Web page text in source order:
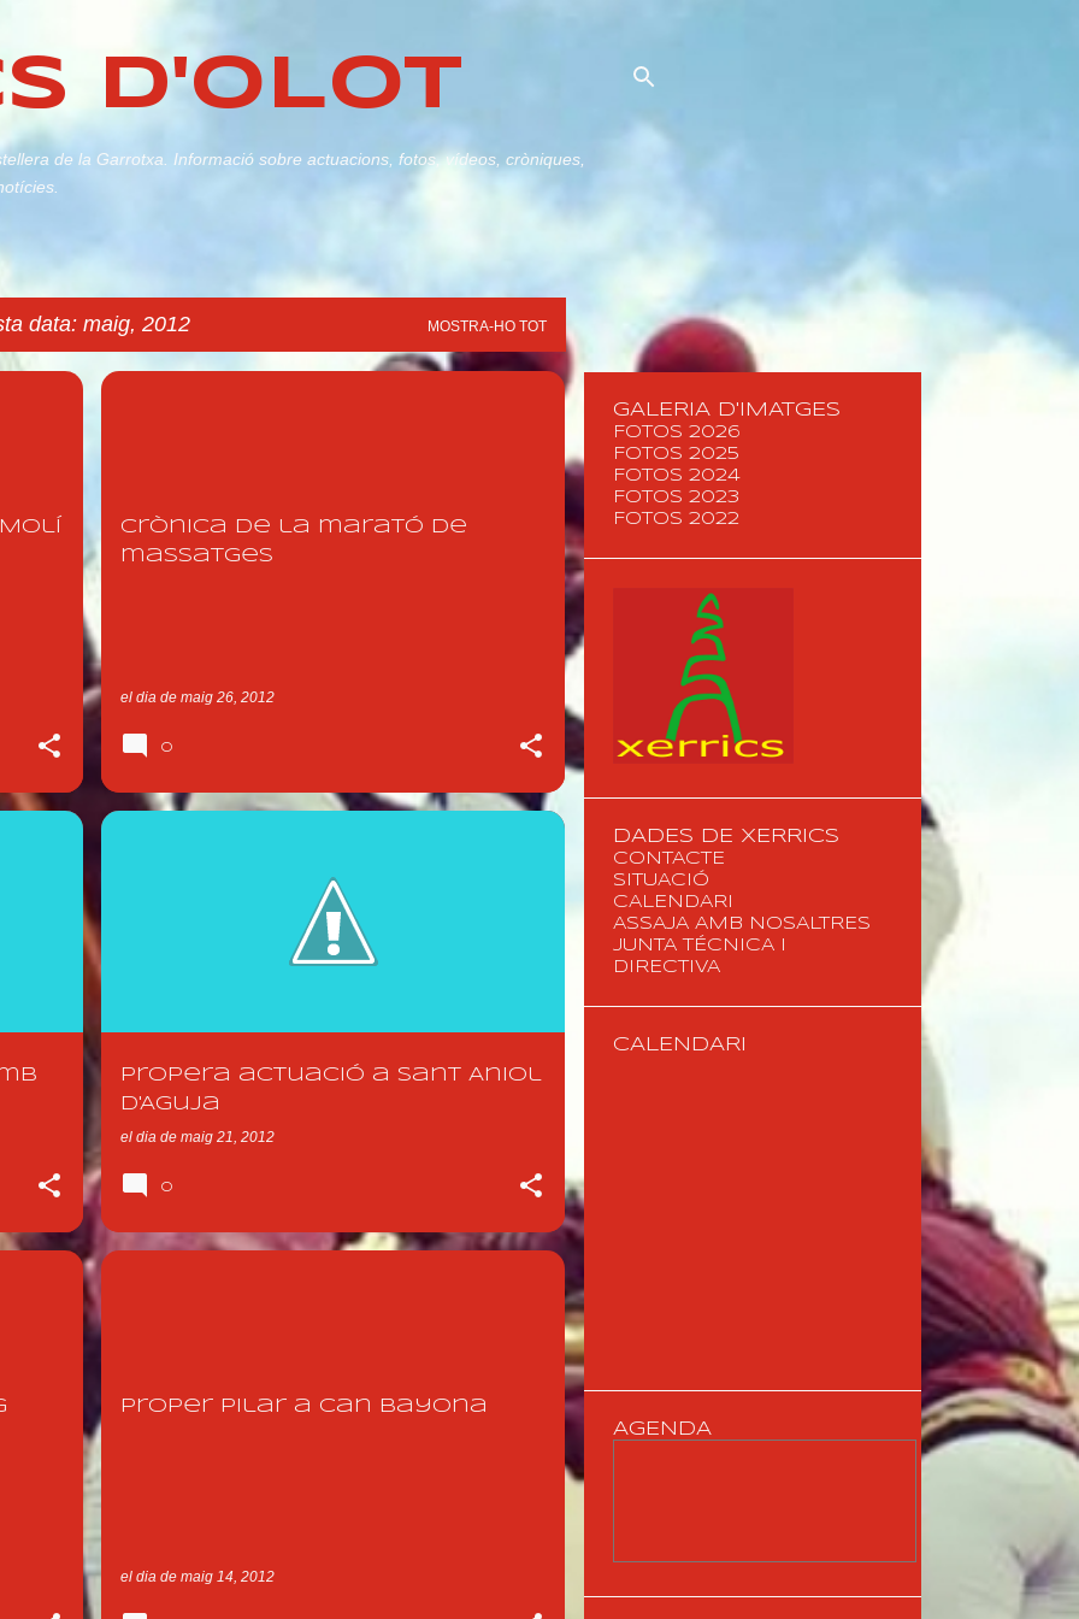
D'OLOT
de la Garrotxa. Informació sobre actuacions, fotos, vídeos, cròniques,
data: maig, 2012 MOSTRA-HO TOT
Crònica de la marató de
massatges
el dia de maig 26, 2012
0
Propera actuació a Sant Aniol
d'Aguja
el dia de maig 21, 2012
0
Proper pilar a Can Bayona
el dia de maig 14, 2012
GALERIA D'IMATGES
FOTOS 2026
FOTOS 2025
FOTOS 2024
FOTOS 2023
FOTOS 2022
DADES DE XERRICS
CONTACTE
SITUACIÓ
CALENDARI
ASSAJA AMB NOSALTRES
JUNTA TÉCNICA I
DIRECTIVA
CALENDARI
AGENDA